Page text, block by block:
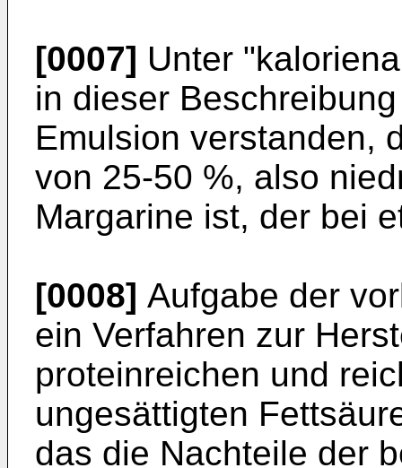
[0007] Unter
in dieser
Emulsion verstanden,
von 25-50 %, also
Margarine ist, der bei
[0008] Aufgabe der
ein Verfahren zur
proteinreichen und
ungesättigten
das die Nachteile der